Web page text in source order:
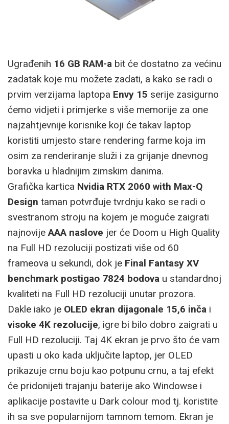
Ugrađenih 16 GB RAM-a bit će dostatno za većinu
zadatak koje mu možete zadati, a kako se radi o
prvim verzijama laptopa Envy 15 serije zasigurno
ćemo vidjeti i primjerke s više memorije za one
najzahtjevnije korisnike koji će takav laptop
koristiti umjesto stare rendering farme koja im
osim za renderiranje služi i za grijanje dnevnog
boravka u hladnijim zimskim danima.
Grafička kartica Nvidia RTX 2060 with Max-Q
Design taman potvrđuje tvrdnju kako se radi o
svestranom stroju na kojem je moguće zaigrati
najnovijeAAA naslove jer će Doom u High Quality
na Full HD rezoluciji postizati više od 60
frameova u sekundi, dok je Final Fantasy XV
benchmark postigao 7824 bodova u standardnoj
kvaliteti na Full HD rezoluciji unutar prozora.
Dakle iako je OLED ekran dijagonale 15,6 inča i
visoke 4K rezolucije, igre bi bilo dobro zaigrati u
Full HD rezoluciji. Taj 4K ekran je prvo što će vam
upasti u oko kada uključite laptop, jer OLED
prikazuje crnu boju kao potpunu crnu, a taj efekt
će pridonijeti trajanju baterije ako Windowse i
aplikacije postavite u Dark colour mod tj. koristite
ih sa sve popularnijom tamnom temom. Ekran je